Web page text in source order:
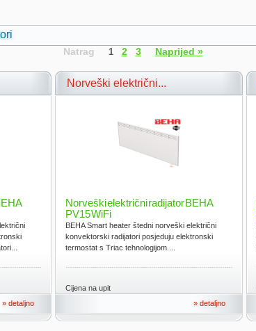
Natrag 1 2 3 Naprijed »
» detaljno
Norveški električni...
Norveški električni radijator BEHA
PV15 WiFi
BEHA Smart heater štedni norveški električni
konvektorski radijatori posjeduju elektronski
termostat s Triac tehnologijom....
Cijena na upit
» detaljno